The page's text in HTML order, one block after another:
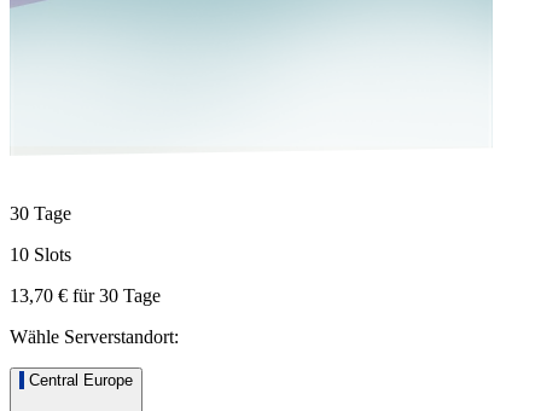
30 Tage
10 Slots
13,70 € für30 Tage
Wähle Serverstandort:
Central Europe